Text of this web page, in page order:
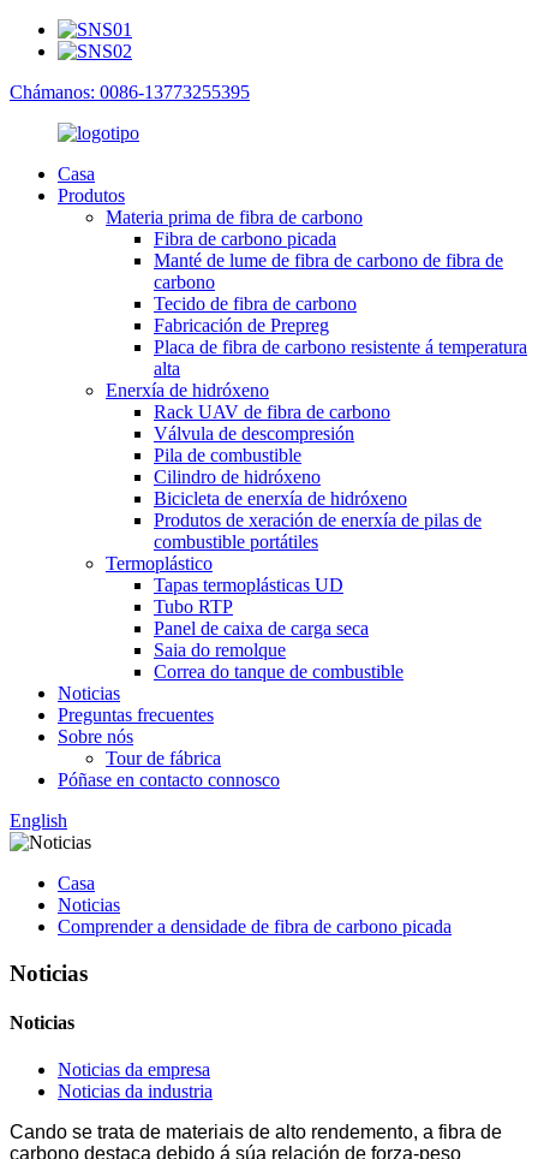
Chámanos: 0086-13773255395
Casa
Produtos
Materia prima de fibra de carbono
Fibra de carbono picada
Manté de lume de fibra de carbono de fibra de
carbono
Tecido de fibra de carbono
Fabricación de Prepreg
Placa de fibra de carbono resistente á temperatura
alta
Enerxía de hidróxeno
Rack UAV de fibra de carbono
Válvula de descompresión
Pila de combustible
Cilindro de hidróxeno
Bicicleta de enerxía de hidróxeno
Produtos de xeración de enerxía de pilas de
combustible portátiles
Termoplástico
Tapas termoplásticas UD
Tubo RTP
Panel de caixa de carga seca
Saia do remolque
Correa do tanque de combustible
Noticias
Preguntas frecuentes
Sobre nós
Tour de fábrica
Póñase en contacto connosco
English
Casa
Noticias
Comprender a densidade de fibra de carbono picada
Noticias
Noticias
Noticias da empresa
Noticias da industria
Cando se trata de materiais de alto rendemento, a fibra de
carbono destaca debido á súa relación de forza-peso